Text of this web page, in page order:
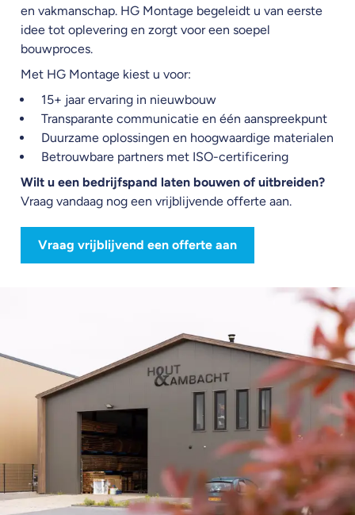
en vakmanschap. HG Montage begeleidt u van eerste
idee tot oplevering en zorgt voor een soepel
bouwproces.
Met HG Montage kiest u voor:
15+ jaar ervaring in nieuwbouw
Transparante communicatie en één aanspreekpunt
Duurzame oplossingen en hoogwaardige materialen
Betrouwbare partners met ISO-certificering
Wilt u een bedrijfspand laten bouwen of uitbreiden?
Vraag vandaag nog een vrijblijvende offerte aan.
Vraag vrijblijvend een offerte aan